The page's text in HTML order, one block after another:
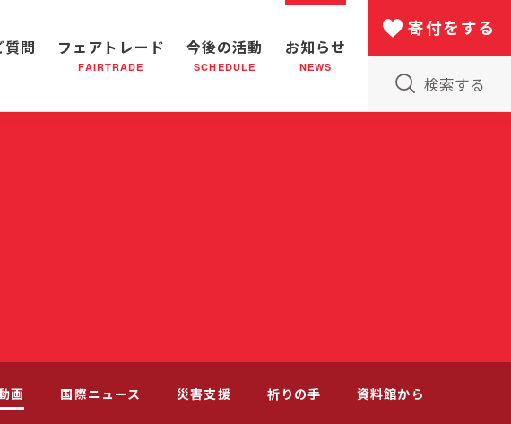
目指す未来 小隊(教会)のはたらき 日本における救世軍の130年
スバンドのCD バザー 災害支援
祉事業 出版物のご案内
質問 フェアトレード
FAIRTRADE
今後の活動
SCHEDULE
お知らせ
NEWS
検索する
寄付をする
画 国際ニュース 災害支援 祈りの手 資料館から